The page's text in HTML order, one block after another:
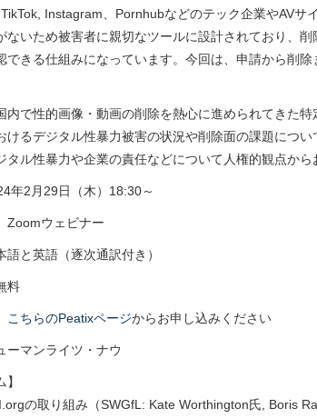
Instagram、Pornhubなどのテック企業やAV
ないため被害者に親切なツールに設計されており、
できる仕組みになっています。今回は、申請から削
内で性的画像・動画の削除を熱心に進められてきた
けるデジタル性暴力被害の状況や削除面の課題につ
タル性暴力や企業の責任などについて人権的観点から
年2月29日（木）18:30～
Zoomウェビナー
語と英語（逐次通訳付き）
料
こちらのPeatixページからお申し込みください
ーマンライツ・ナウ
の取り組み（SWGfL: Kate Worthington氏, Boris